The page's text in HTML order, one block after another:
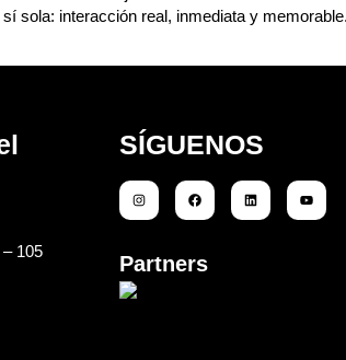
sola: interacción real, inmediata y
105
SÍGUENOS
Partners